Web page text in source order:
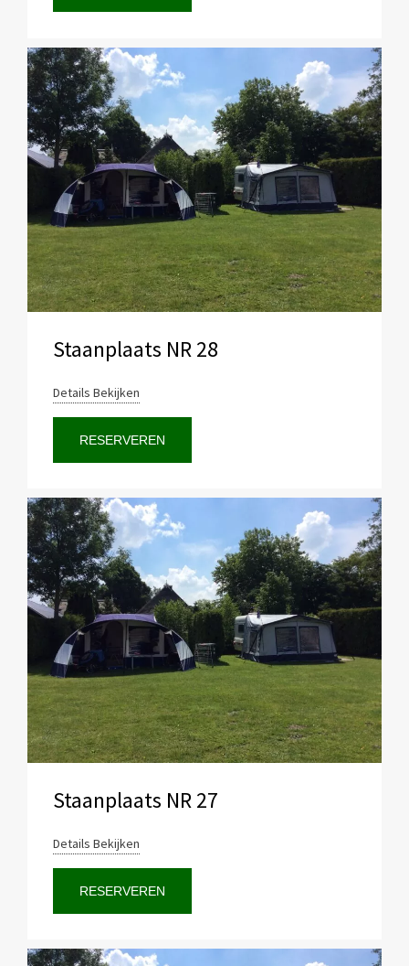
Staanplaats NR 28
Details Bekijken
RESERVEREN
Staanplaats NR 27
Details Bekijken
RESERVEREN